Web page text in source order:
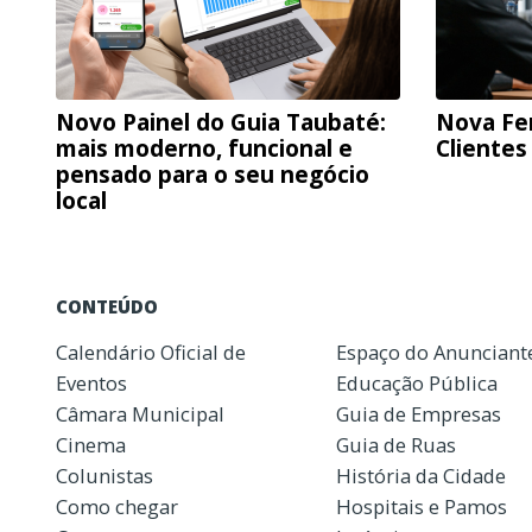
Novo Painel do Guia Taubaté:
mais moderno, funcional e
pensado para o seu negócio
local
Nova
Clientes
CONTEÚDO
Calendário Oficial de
Eventos
Câmara Municipal
Cinema
Colunistas
Como chegar
Espaço do
Educação Pública
Guia de Empresas
Guia de Ruas
História da Cidade
Hospitais e Pamos